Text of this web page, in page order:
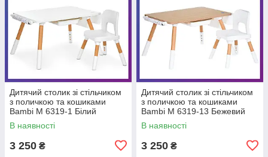
Дитячий столик зі стільчиком
з поличкою та кошиками
Bambi M 6319-1 Білий
В наявності
3 250 ₴
Дитячий столик зі стільчиком
з поличкою та кошиками
Bambi M 6319-13 Бежевий
В наявності
3 250 ₴